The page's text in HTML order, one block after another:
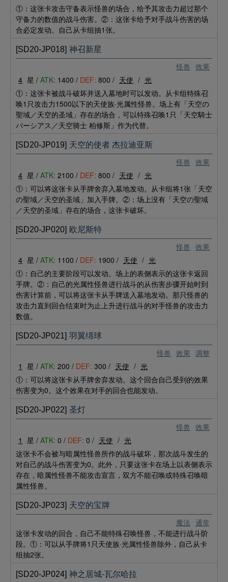
①：这张卡攻击守备表示怪兽的场合，给予其攻击力超过那个
守备力的数值的战斗伤害。②：这张卡给予对手战斗伤害的场
合必定发动。自己从卡组抽1张。
怪兽 效果
[SD20-JP018] 神召新星
4 星 / ATK: 1400 / DEF: 800 / 天使 / 光
①：这张卡被战斗破坏并送入墓地时可以发动。从卡组特殊召
唤1只攻击力1500以下的天使族·光属性怪兽。场上有「天空の
聖域／天空的圣域」存在的场合，可以特殊召唤1只「天空騎士
パーシアス／天空骑士 柏修斯」作为代替。
怪兽 效果
[SD20-JP019] 天空的使者 杰拉迪亚斯
4 星 / ATK: 2100 / DEF: 800 / 天使 / 光
①：可以将这张卡从手牌舍弃入墓地发动。从卡组将1张「天空
の聖域／天空的圣域」加入手牌。②：场上没有「天空の聖域
／天空的圣域」存在的场合，这张卡破坏。
怪兽 效果
[SD20-JP020] 欧尼斯特
4 星 / ATK: 1100 / DEF: 1900 / 天使 / 光
①：自己的主要阶段可以发动。场上的表侧表示的这张卡返回
手牌。②：自己的光属性怪兽进行战斗的从伤害步骤开始时到
伤害计算前，可以将这张卡从手牌送入墓地发动。那只怪兽的
攻击力直到回合结束时为止上升进行战斗的对手怪兽的攻击力
数值。
怪兽 效果 调整
[SD20-JP021] 羽翼绵球
1 星 / ATK: 200 / DEF: 300 / 天使 / 光
①：可以将这张卡从手牌舍弃发动。这个回合自己受到的效果
伤害变为0。这个效果在对手的回合也能发动。
怪兽 效果
[SD20-JP022] 圣灯
1 星 / ATK: 0 / DEF: 0 / 天使 / 光
这张卡不会被与暗属性怪兽所作的战斗破坏，那次战斗发生的
对自己的战斗伤害变为0。此外，只要这张卡在场上以表侧表示
存在，暗属性怪兽不能攻击宣言，双方不能召唤或特殊召唤暗
属性怪兽。
魔法 通常
[SD20-JP023] 天空的宝牌
这张卡发动的回合，自己不能特殊召唤怪兽，不能进行战斗阶
段。①：可以从手牌将1只天使族·光属性怪兽除外，自己从卡
组抽2张。
[SD20-JP024] 神之居城-瓦尔哈拉